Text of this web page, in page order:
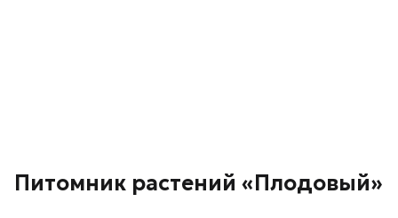
Питомник растений «Плодовый»